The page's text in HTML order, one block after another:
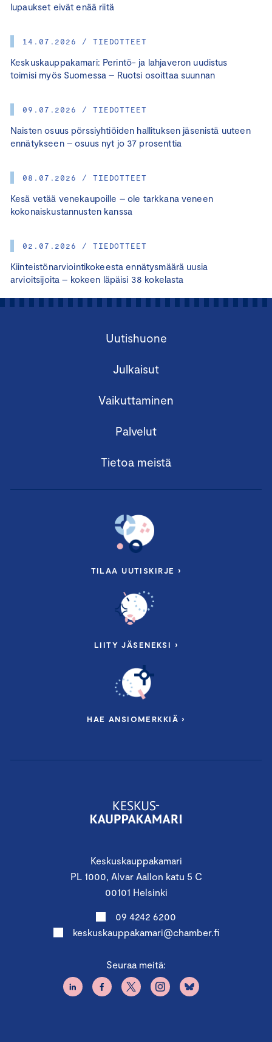
lupaukset eivät enää riitä
14.07.2026 / TIEDOTTEET
Keskuskauppakamari: Perintö- ja lahjaveron uudistus
toimisi myös Suomessa – Ruotsi osoittaa suunnan
09.07.2026 / TIEDOTTEET
Naisten osuus pörssiyhtiöiden hallituksen jäsenistä uuteen
ennätykseen – osuus nyt jo 37 prosenttia
08.07.2026 / TIEDOTTEET
Kesä vetää venekaupoille – ole tarkkana veneen
kokonaiskustannusten kanssa
02.07.2026 / TIEDOTTEET
Kiinteistönarviointikokeesta ennätysmäärä uusia
arvioitsijoita – kokeen läpäisi 38 kokelasta
Keskuskauppakamari
PL 1000, Alvar Aallon katu 5 C
00101 Helsinki
09 4242 6200
keskuskauppakamari@chamber.fi
Seuraa meitä:
Uutishuone
Julkaisut
Vaikuttaminen
Palvelut
Tietoa meistä
TILAA UUTISKIRJE ›
LIITY JÄSENEKSI ›
HAE ANSIOMERKKIÄ ›